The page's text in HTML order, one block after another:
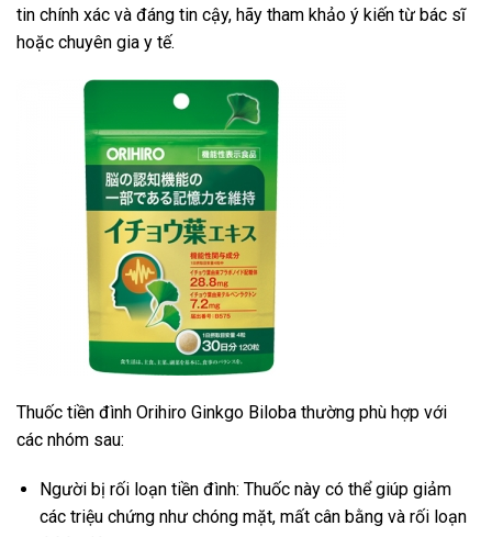
tin chính xác và đáng tin cậy, hãy tham khảo ý kiến ​​từ bác sĩ
hoặc chuyên gia y tế.
Thuốc tiền đình Orihiro Ginkgo Biloba thường phù hợp với
các nhóm sau:
Người bị rối loạn tiền đình: Thuốc này có thể giúp giảm
các triệu chứng như chóng mặt, mất cân bằng và rối loạn